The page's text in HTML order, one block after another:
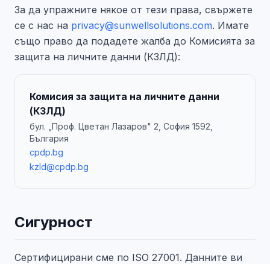
За да упражните някое от тези права, свържете
се с нас на privacy@sunwellsolutions.com. Имате
също право да подадете жалба до Комисията за
защита на личните данни (КЗЛД):
Комисия за защита на личните данни
(КЗЛД)
бул. „Проф. Цветан Лазаров" 2, София 1592,
България
cpdp.bg
kzld@cpdp.bg
Сигурност
Сертифицирани сме по ISO 27001. Данните ви